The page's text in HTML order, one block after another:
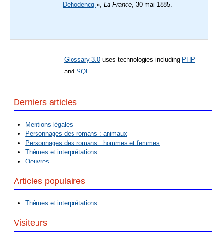
Dehodencq », La France , 30 mai 1885.
Glossary 3.0 uses technologies including PHP
and SQL
Derniers articles
Mentions légales
Personnages des romans : animaux
Personnages des romans : hommes et femmes
Thèmes et interprétations
Oeuvres
Articles populaires
Thèmes et interprétations
Visiteurs